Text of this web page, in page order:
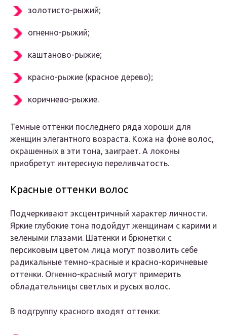
золотисто-рыжий;
огненно-рыжий;
каштаново-рыжие;
красно-рыжие (красное дерево);
коричнево-рыжие.
Темные оттенки последнего ряда хороши для
женщин элегантного возраста. Кожа на фоне волос,
окрашенных в эти тона, заиграет. А локоны
приобретут интересную переливчатость.
Красные оттенки волос
Подчеркивают эксцентричный характер личности.
Яркие глубокие тона подойдут женщинам с карими и
зелеными глазами. Шатенки и брюнетки с
персиковым цветом лица могут позволить себе
радикальные темно-красные и красно-коричневые
оттенки. Огненно-красный могут примерить
обладательницы светлых и русых волос.
В подгруппу красного входят оттенки: